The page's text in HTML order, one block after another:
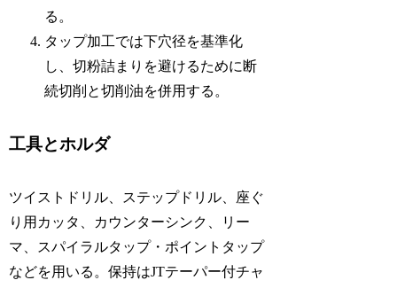
る。
タップ加工では下穴径を基準化
し、切粉詰まりを避けるために断
続切削と切削油を併用する。
工具とホルダ
ツイストドリル、ステップドリル、座ぐ
り用カッタ、カウンターシンク、リー
マ、スパイラルタップ・ポイントタップ
などを用いる。保持はJTテーパー付チャ